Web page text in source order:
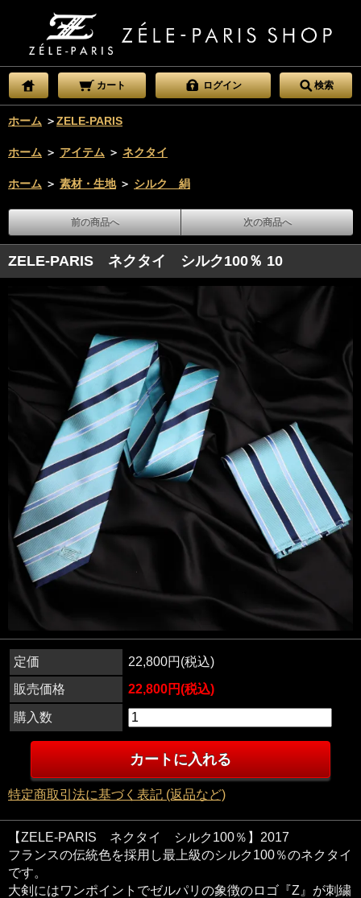
カート ログイン 検索
ホーム ＞ZELE-PARIS
ホーム ＞ アイテム ＞ ネクタイ
ホーム ＞ 素材・生地 ＞ シルク 絹
前の商品へ 次の商品へ
ZELE-PARIS ネクタイ シルク100％ 10
定価
22,800円(税込)
販売価格
22,800円(税込)
購入数
特定商取引法に基づく表記 (返品など)
【ZELE-PARIS ネクタイ シルク100％】2017
フランスの伝統色を採用し最上級のシルク100％のネクタイ
です。
大剣にはワンポイントでゼルパリの象徴のロゴ『Z』が刺繍